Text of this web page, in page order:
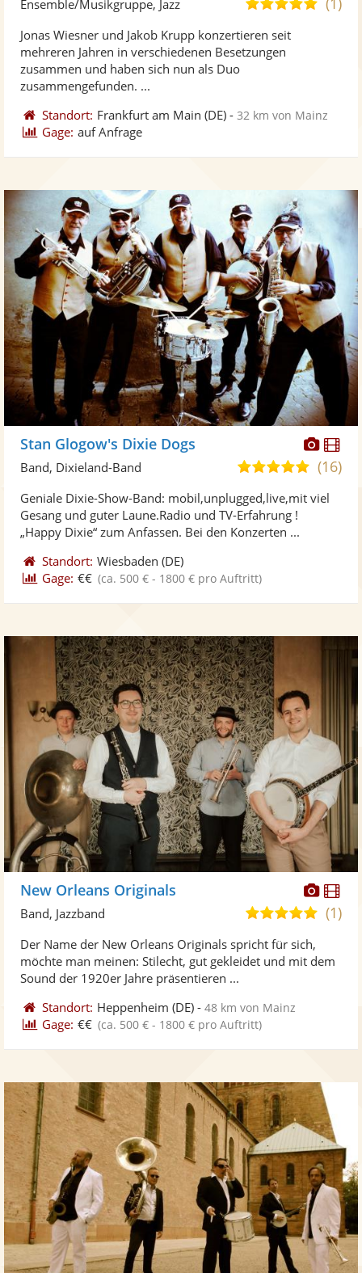
Ensemble/Musikgruppe, Jazz
Jonas Wiesner und Jakob Krupp konzertieren seit
mehreren Jahren in verschiedenen Besetzungen
zusammen und haben sich nun als Duo
zusammengefunden. ...
Standort: Frankfurt am Main (DE) -32 km von Mainz
Gage: auf Anfrage
Fotos
Stan Glogow's Dixie Dogs
4,9
5
(16)
Band, Dixieland-Band
Geniale Dixie-Show-Band: mobil,unplugged,live,mit viel
Gesang und guter Laune.Radio und TV-Erfahrung !
„Happy Dixie“ zum Anfassen. Bei den Konzerten ...
Standort: Wiesbaden (DE)
Gage: €€ (ca. 500 € - 1800 € pro Auftritt)
New Orleans Originals
5,0(1)
Band, Jazzband
Der Name der New Orleans Originals spricht für sich,
möchte man meinen: Stilecht, gut gekleidet und mit dem
Sound der 1920er Jahre präsentieren ...
Standort: Heppenheim (DE) -48 km von Mainz
Gage: €€ (ca. 500 € - 1800 € pro Auftritt)